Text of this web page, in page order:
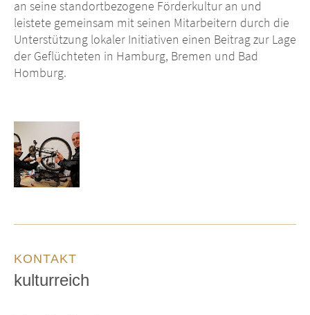
an seine standortbezogene Förderkultur an und
leistete gemeinsam mit seinen Mitarbeitern durch die
Unterstützung lokaler Initiativen einen Beitrag zur Lage
der Geflüchteten in Hamburg, Bremen und Bad
Homburg.
KONTAKT
kulturreich